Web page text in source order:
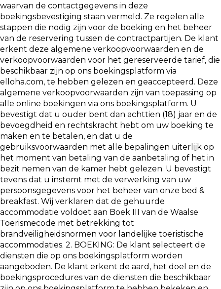
waarvan de contactgegevens in deze
boekingsbevestiging staan vermeld. Ze regelen alle
stappen die nodig zijn voor de boeking en het beheer
van de reservering tussen de contractpartijen. De klant
erkent deze algemene verkoopvoorwaarden en de
verkoopvoorwaarden voor het gereserveerde tarief, die
beschikbaar zijn op ons boekingsplatform via
elloha.com, te hebben gelezen en geaccepteerd. Deze
algemene verkoopvoorwaarden zijn van toepassing op
alle online boekingen via ons boekingsplatform. U
bevestigt dat u ouder bent dan achttien (18) jaar en de
bevoegdheid en rechtskracht hebt om uw boeking te
maken en te betalen, en dat u de
gebruiksvoorwaarden met alle bepalingen uiterlijk op
het moment van betaling van de aanbetaling of het in
bezit nemen van de kamer hebt gelezen. U bevestigt
tevens dat u instemt met de verwerking van uw
persoonsgegevens voor het beheer van onze bed &
breakfast. Wij verklaren dat de gehuurde
accommodatie voldoet aan Boek III van de Waalse
Toerismecode met betrekking tot
brandveiligheidsnormen voor landelijke toeristische
accommodaties. 2. BOEKING: De klant selecteert de
diensten die op ons boekingsplatform worden
aangeboden. De klant erkent de aard, het doel en de
boekingsprocedures van de diensten die beschikbaar